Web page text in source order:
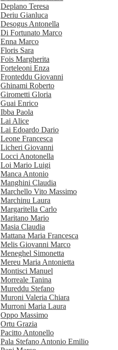
Deplano Teresa
Deriu Gianluca
Desogus Antonella
Di Fortunato Marco
Enna Marco
Floris Sara
Fois Margherita
Forteleoni Enza
Fronteddu Giovanni
Ghinami Roberto
Girometti Gloria
Guai Enrico
Ibba Paola
Lai Alice
Lai Edoardo Dario
Leone Francesca
Licheri Giovanni
Locci Anotonella
Loi Mario Luigi
Manca Antonio
Manghini Claudia
Marchello Vito Massimo
Marchinu Laura
Margaritella Carlo
Maritano Mario
Masia Claudia
Mattana Maria Francesca
Melis Giovanni Marco
Meneghel Simonetta
Mereu Maria Antonietta
Montisci Manuel
Morreale Tanina
Mureddu Stefano
Muroni Valeria Chiara
Murroni Maria Laura
Oppo Massimo
Ortu Grazia
Pacitto Antonello
Pala Stefano Antonio Emilio